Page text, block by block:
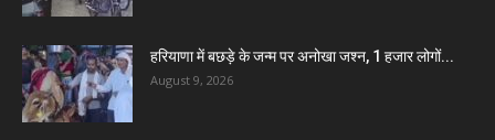
हरियाणा में बछड़े के जन्म पर अनोखा जश्न, 1 हजार लोगों...
August 9, 2026